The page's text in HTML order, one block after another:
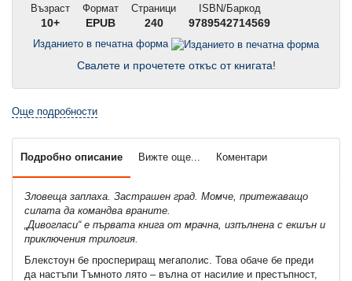
Възраст
10+
Формат
EPUB
Страници
240
ISBN/Баркод
9789542714569
Изданието в печатна форма
Свалете и прочетете откъс от книгата!
Още подробности
Подробно описание Вижте още... Коментари
Зловеща заплаха. Застрашен град. Момче, притежаващо
силата да командва враните.
„Дивогласи“ е първата книга от мрачна, изпълнена с екшън и
приключения трилогия.
Блекстоун бе проспериращ мегаполис. Това обаче бе преди
да настъпи Тъмното лято – вълна от насилие и престъпност,